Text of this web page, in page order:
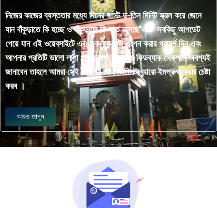
নিজের কাজের ব্যস্ততার মধ্যে দিনের জাস্ট দু-তিন মিনিট স্ক্রল করে জেনে
যান বাঁকুড়াতে কি হচ্ছে ও বাঁকুড়াতে কি হতে চলেছে এবং সবকিছু আপডেট
পেয়ে যান এই ওয়েবসাইটে এবং সকলকে এটা ওপেন করার পরামর্শ দিন এবং
আপনার প্রতিটি ভালো লাগা খারাপ লাগা আমাদের ফিডব্যাক সেকশনে অবশ্যই
জানাবেন তাহলে আমরা সেই জায়গায় সেই জিনিসটা আরো ইমপ্রুভ করার চেষ্টা
করব ।
আরও জানুন